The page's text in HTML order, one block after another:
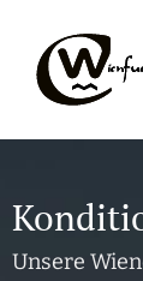
Unsere